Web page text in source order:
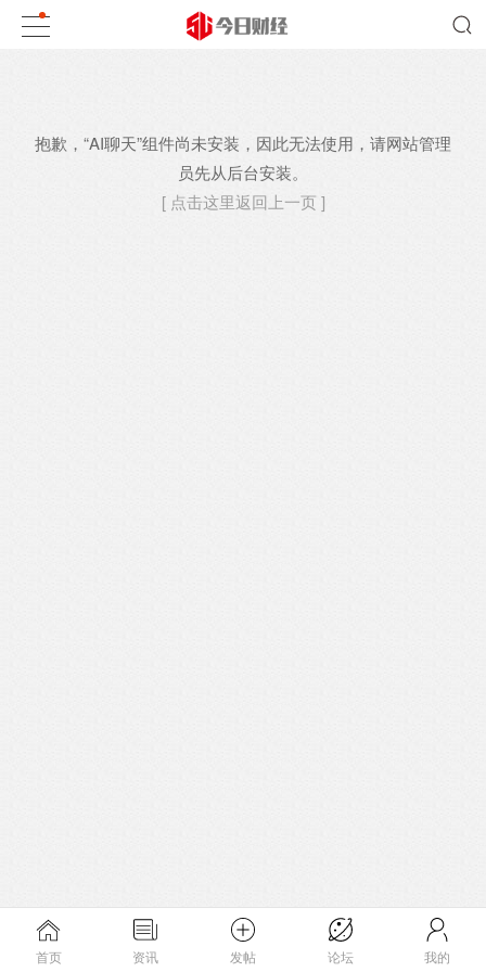
抱歉，“AI聊天”组件尚未安装，因此无法使用，请网站管理
员先从后台安装。
[ 点击这里返回上一页 ]
首页 资讯 发帖 论坛 我的